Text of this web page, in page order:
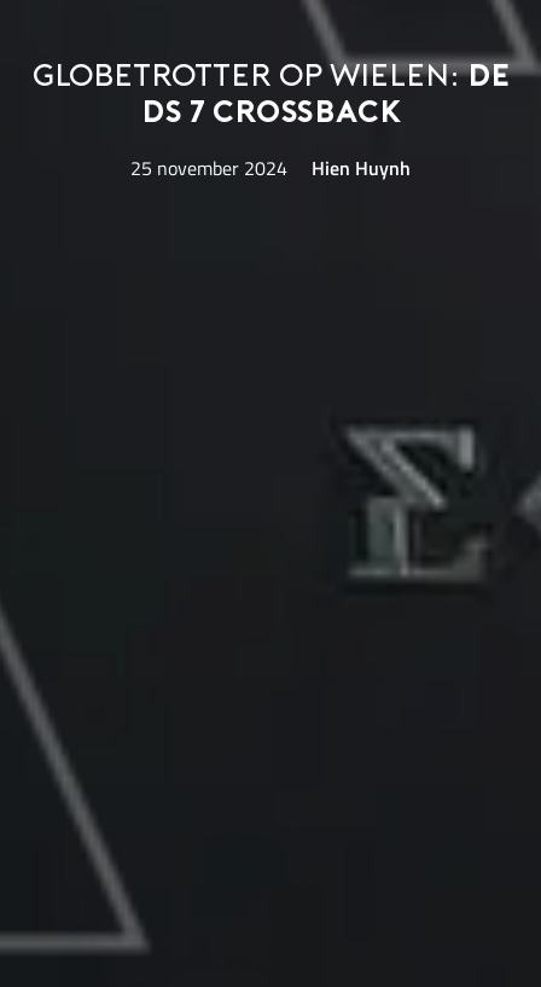
Globetrotter op wielen:de
DS 7 Crossback
25 november 2024 Hien Huynh